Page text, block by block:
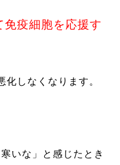
疫細胞を応援す
化しなくなります。
いな」と感じたとき